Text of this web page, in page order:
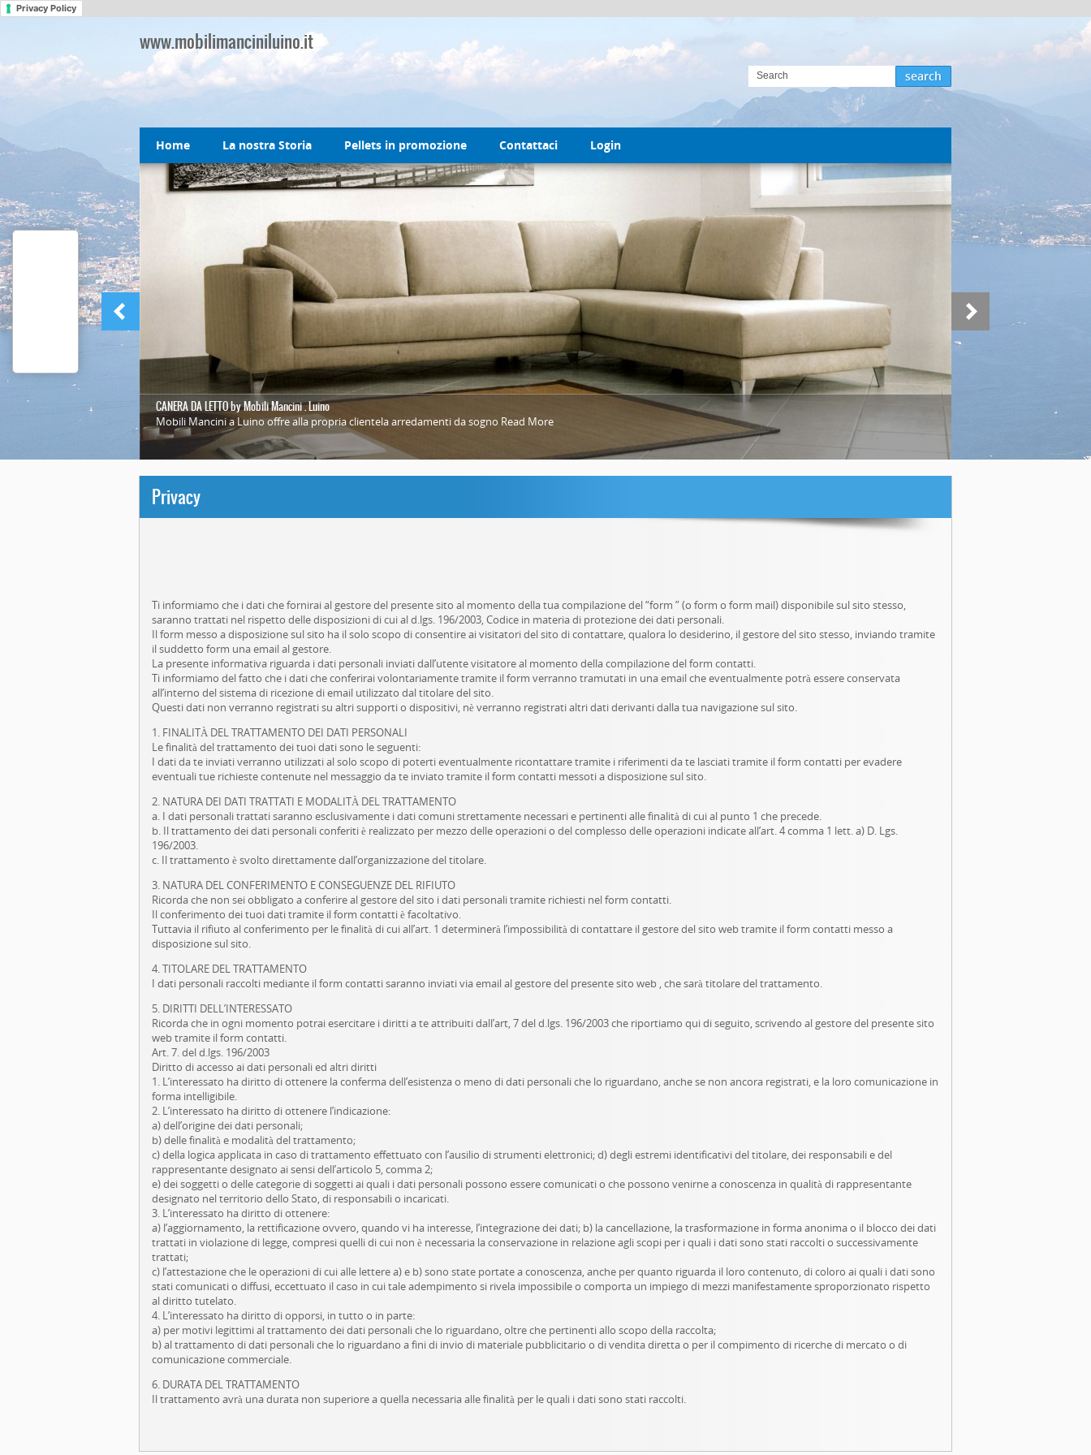
Privacy Policy
www.mobilimanciniluino.it
Home La nostra Storia Pellets in promozione Contattaci Login
CANERA DA LETTO by Mobili Mancini . Luino
Mobili Mancini a Luino offre alla propria clientela arredamenti da sogno Read More
MAMERA DA LETTO by Mobili Mancini - Luino
Mobili Mancini a Luino offre alla propria clientela arredamenti da sogno Read More
3 4 5
Privacy
Ti informiamo che i dati che fornirai al gestore del presente sito al momento della tua compilazione del “form ” (o form o form mail) disponibile sul sito stesso,
saranno trattati nel rispetto delle disposizioni di cui al d.lgs. 196/2003, Codice in materia di protezione dei dati personali.
Il form messo a disposizione sul sito ha il solo scopo di consentire ai visitatori del sito di contattare, qualora lo desiderino, il gestore del sito stesso, inviando tramite
il suddetto form una email al gestore.
La presente informativa riguarda i dati personali inviati dall’utente visitatore al momento della compilazione del form contatti.
Ti informiamo del fatto che i dati che conferirai volontariamente tramite il form verranno tramutati in una email che eventualmente potrà essere conservata
all’interno del sistema di ricezione di email utilizzato dal titolare del sito.
Questi dati non verranno registrati su altri supporti o dispositivi, nè verranno registrati altri dati derivanti dalla tua navigazione sul sito.
1. FINALITÀ DEL TRATTAMENTO DEI DATI PERSONALI
Le finalità del trattamento dei tuoi dati sono le seguenti:
I dati da te inviati verranno utilizzati al solo scopo di poterti eventualmente ricontattare tramite i riferimenti da te lasciati tramite il form contatti per evadere
eventuali tue richieste contenute nel messaggio da te inviato tramite il form contatti messoti a disposizione sul sito.
2. NATURA DEI DATI TRATTATI E MODALITÀ DEL TRATTAMENTO
a. I dati personali trattati saranno esclusivamente i dati comuni strettamente necessari e pertinenti alle finalità di cui al punto 1 che precede.
b. Il trattamento dei dati personali conferiti è realizzato per mezzo delle operazioni o del complesso delle operazioni indicate all’art. 4 comma 1 lett. a) D. Lgs.
196/2003.
c. Il trattamento è svolto direttamente dall’organizzazione del titolare.
3. NATURA DEL CONFERIMENTO E CONSEGUENZE DEL RIFIUTO
Ricorda che non sei obbligato a conferire al gestore del sito i dati personali tramite richiesti nel form contatti.
Il conferimento dei tuoi dati tramite il form contatti è facoltativo.
Tuttavia il rifiuto al conferimento per le finalità di cui all’art. 1 determinerà l’impossibilità di contattare il gestore del sito web tramite il form contatti messo a
disposizione sul sito.
4. TITOLARE DEL TRATTAMENTO
I dati personali raccolti mediante il form contatti saranno inviati via email al gestore del presente sito web , che sarà titolare del trattamento.
5. DIRITTI DELL’INTERESSATO
Ricorda che in ogni momento potrai esercitare i diritti a te attribuiti dall’art, 7 del d.lgs. 196/2003 che riportiamo qui di seguito, scrivendo al gestore del presente sito
web tramite il form contatti.
Art. 7. del d.lgs. 196/2003
Diritto di accesso ai dati personali ed altri diritti
1. L’interessato ha diritto di ottenere la conferma dell’esistenza o meno di dati personali che lo riguardano, anche se non ancora registrati, e la loro comunicazione in
forma intelligibile.
2. L’interessato ha diritto di ottenere l’indicazione:
a) dell’origine dei dati personali;
b) delle finalità e modalità del trattamento;
c) della logica applicata in caso di trattamento effettuato con l’ausilio di strumenti elettronici; d) degli estremi identificativi del titolare, dei responsabili e del
rappresentante designato ai sensi dell’articolo 5, comma 2;
e) dei soggetti o delle categorie di soggetti ai quali i dati personali possono essere comunicati o che possono venirne a conoscenza in qualità di rappresentante
designato nel territorio dello Stato, di responsabili o incaricati.
3. L’interessato ha diritto di ottenere:
a) l’aggiornamento, la rettificazione ovvero, quando vi ha interesse, l’integrazione dei dati; b) la cancellazione, la trasformazione in forma anonima o il blocco dei dati
trattati in violazione di legge, compresi quelli di cui non è necessaria la conservazione in relazione agli scopi per i quali i dati sono stati raccolti o successivamente
trattati;
c) l’attestazione che le operazioni di cui alle lettere a) e b) sono state portate a conoscenza, anche per quanto riguarda il loro contenuto, di coloro ai quali i dati sono
stati comunicati o diffusi, eccettuato il caso in cui tale adempimento si rivela impossibile o comporta un impiego di mezzi manifestamente sproporzionato rispetto
al diritto tutelato.
4. L’interessato ha diritto di opporsi, in tutto o in parte:
a) per motivi legittimi al trattamento dei dati personali che lo riguardano, oltre che pertinenti allo scopo della raccolta;
b) al trattamento di dati personali che lo riguardano a fini di invio di materiale pubblicitario o di vendita diretta o per il compimento di ricerche di mercato o di
comunicazione commerciale.
6. DURATA DEL TRATTAMENTO
Il trattamento avrà una durata non superiore a quella necessaria alle finalità per le quali i dati sono stati raccolti.